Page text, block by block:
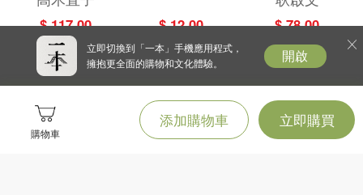
購物車
添加購物車 立即購買
特別日的菜單挑
戰記
$ 117.00
包）
$ 12.00
奇緣
$ 78.00
立即切換到「一本」手機應用程式，
擁抱更全面的購物和文化體驗。
開啟